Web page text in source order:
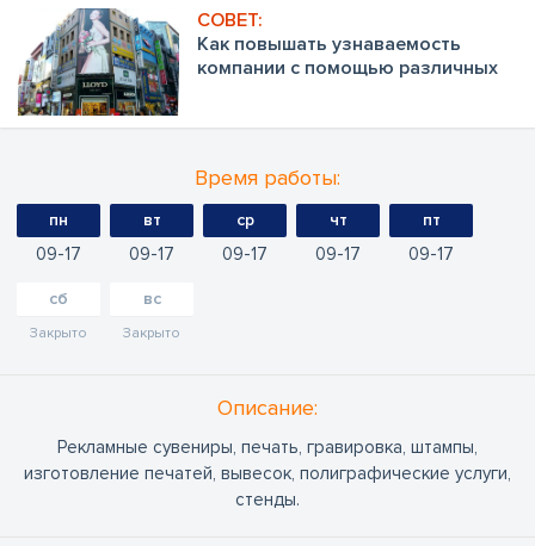
Как повышать узнаваемость
компании с помощью различных
Время работы:
пн
09 17
вт
09 17
ср
09 17
чт
09 17
пт
09 17
сб
Закрыто
вс
Закрыто
Oписание:
Рекламные сувениры, печать, гравировка, штампы,
изготовление печатей, вывесок, полиграфические услуги,
стенды.